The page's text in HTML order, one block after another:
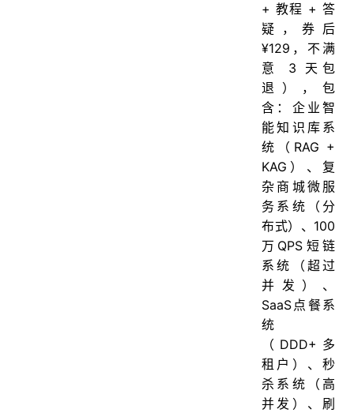
+ 教程 + 答
疑，券后
¥129，不满
意 3 天包
退），包
含：企业智
能知识库系
统（RAG +
KAG）、复
杂商城微服
务系统（分
布式）、100
万QPS短链
系统（超过
并发）、
SaaS点餐系
统
（DDD+多
租户）、秒
杀系统（高
并发）、刷